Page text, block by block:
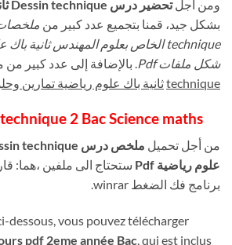
ومن أجلتحضير درس Dessin technique
بشكل جيد، قمنا بتجميع عدد كبير من
technique الخاص بعلوم المهندس ثانية باك
شكل ملفات Pdf
. بالإضافة إلى عدد كبير
techniqueثانية باك علوم رياضية تمارين
2 Bac Science maths
من أجل تحميل ملخص درس Dessin technique
علوم رياضية Pdf
برنامج فك الضغط winrar.
dessous, vous pouvez télécharger
pdf 2eme année Bac, qui est inclus